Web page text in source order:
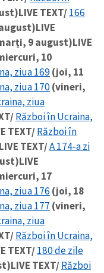
LIVE TEXT/166
LIVE
9 august)LIVE
10
ziua 169(joi, 11
ziua 170(vineri,
ziua
Război în Ucraina,
TEXT/Război în
LIVE TEXT/A 174-a zi
LIVE
17
ziua 176 (joi, 18
ziua 177 (vineri,
ziua
Război în Ucraina,
TEXT/180 de zile
LIVE TEXT/Război